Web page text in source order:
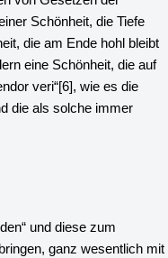
Schönheit, die Tiefe
die am Ende hohl bleibt
eine Schönheit, die auf
veri“[6], wie es die
die als solche immer
und diese zum
ganz wesentlich mit